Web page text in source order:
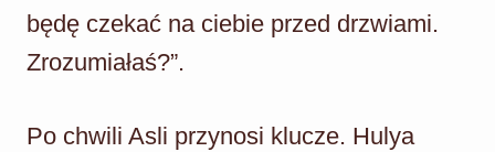
będę czekać na ciebie przed drzwiami.
Zrozumiałaś?”.
Po chwili Asli przynosi klucze. Hulya